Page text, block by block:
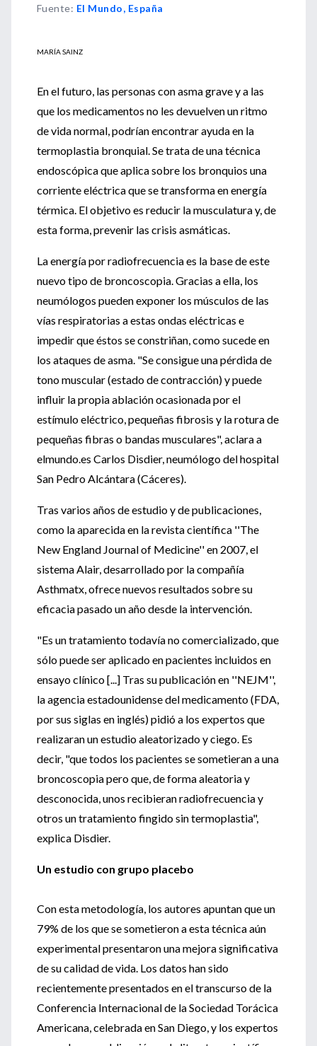
Fuente: El Mundo, España
MARÍA SAINZ
En el futuro, las personas con asma grave y a las
que los medicamentos no les devuelven un ritmo
de vida normal, podrían encontrar ayuda en la
termoplastia bronquial. Se trata de una técnica
endoscópica que aplica sobre los bronquios una
corriente eléctrica que se transforma en energía
térmica. El objetivo es reducir la musculatura y, de
esta forma, prevenir las crisis asmáticas.
La energía por radiofrecuencia es la base de este
nuevo tipo de broncoscopia. Gracias a ella, los
neumólogos pueden exponer los músculos de las
vías respiratorias a estas ondas eléctricas e
impedir que éstos se constriñan, como sucede en
los ataques de asma. "Se consigue una pérdida de
tono muscular (estado de contracción) y puede
influir la propia ablación ocasionada por el
estímulo eléctrico, pequeñas fibrosis y la rotura de
pequeñas fibras o bandas musculares", aclara a
elmundo.es Carlos Disdier, neumólogo del hospital
San Pedro Alcántara (Cáceres).
Tras varios años de estudio y de publicaciones,
como la aparecida en la revista científica ''The
New England Journal of Medicine'' en 2007, el
sistema Alair, desarrollado por la compañía
Asthmatx, ofrece nuevos resultados sobre su
eficacia pasado un año desde la intervención.
"Es un tratamiento todavía no comercializado, que
sólo puede ser aplicado en pacientes incluidos en
ensayo clínico [...] Tras su publicación en ''NEJM'',
la agencia estadounidense del medicamento (FDA,
por sus siglas en inglés) pidió a los expertos que
realizaran un estudio aleatorizado y ciego. Es
decir, "que todos los pacientes se sometieran a una
broncoscopia pero que, de forma aleatoria y
desconocida, unos recibieran radiofrecuencia y
otros un tratamiento fingido sin termoplastia",
explica Disdier.
Un estudio con grupo placebo
Con esta metodología, los autores apuntan que un
79% de los que se sometieron a esta técnica aún
experimental presentaron una mejora significativa
de su calidad de vida. Los datos han sido
recientemente presentados en el transcurso de la
Conferencia Internacional de la Sociedad Torácica
Americana, celebrada en San Diego, y los expertos